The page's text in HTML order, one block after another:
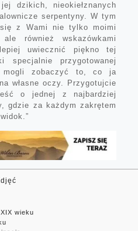
dzikich, nieokiełznanych
serpentyny. W tym
z Wami nie tylko moimi
również wskazówkami
uwiecznić piękno tej
specjalnie przygotowanej
mogli zobaczyć to, co ja
własne oczy. Przygotujcie
o jednej z najbardziej
gdzie za każdym zakrętem
wieku